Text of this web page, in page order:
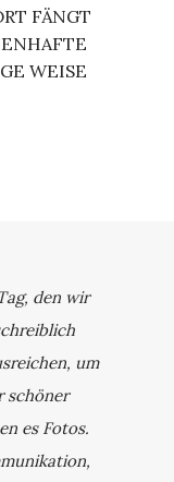
FÄNGT
WEISE
den wir
um
schöner
es Fotos.